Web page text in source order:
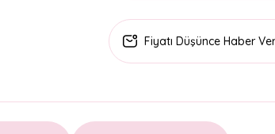
Fiyatı Düşünce Haber Ver